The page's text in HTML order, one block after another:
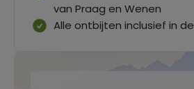
van Praag en Wenen
Alle ontbijten inclusief in